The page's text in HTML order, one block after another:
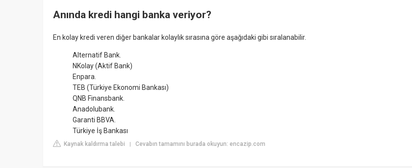
Anında kredi hangi banka veriyor?
En kolay kredi veren diğer bankalar kolaylık sırasına göre aşağıdaki gibi sıralanabilir.
Alternatif Bank.
NKolay (Aktif Bank)
Enpara.
TEB (Türkiye Ekonomi Bankası)
QNB Finansbank.
Anadolubank.
Garanti BBVA.
Türkiye İş Bankası
Kaynak kaldırma talebi | Cevabın tamamını burada okuyun: encazip.com